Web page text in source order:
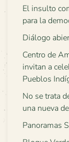
El insulto
para la
Diálogo
Centro de
invitan a
Pueblos
No se trata
una nueva
Panoramas